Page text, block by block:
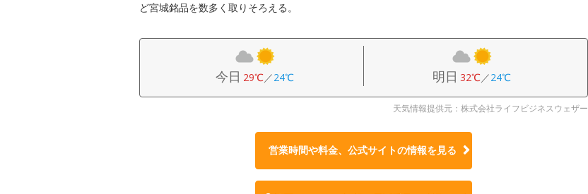
ど宮城銘品を数多く取りそろえる。
今日 29℃／24℃ 明日 32℃／24℃
天気情報提供元：株式会社ライフビジネスウェザー
営業時間や料金、公式サイトの情報を見る